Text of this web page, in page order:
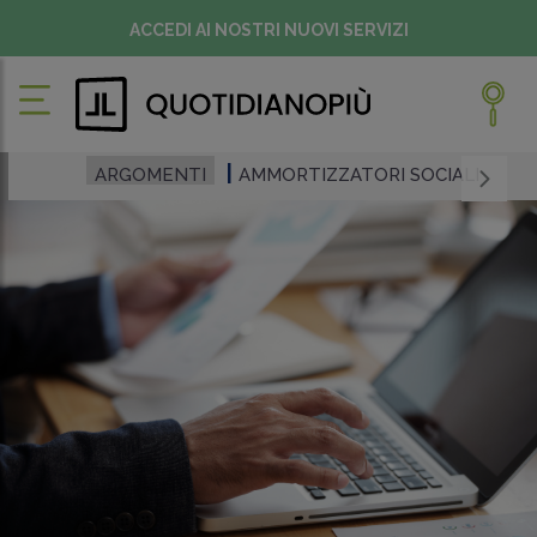
ACCEDI AI NOSTRI NUOVI SERVIZI
ARGOMENTI AMMORTIZZATORI SOCIALI